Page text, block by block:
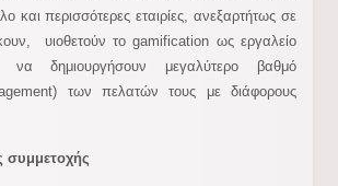
και περισσότερες εταιρίες, ανεξαρτήτως σε
υιοθετούν το gamification ως εργαλείο
να δημιουργήσουν μεγαλύτερο βαθμό
των πελατών τους με διάφορους
συμμετοχής